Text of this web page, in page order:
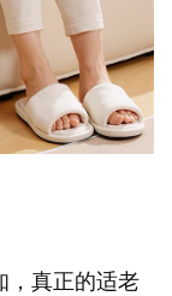
，真正的适老